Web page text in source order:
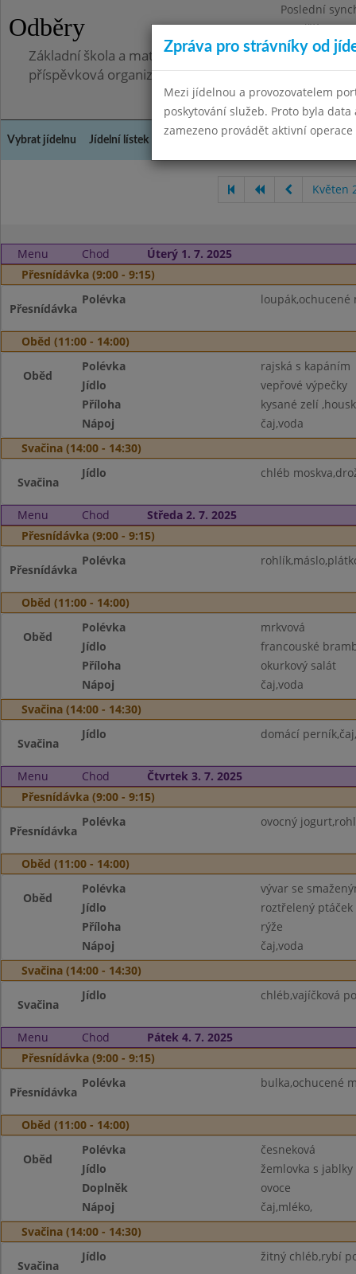
Odběry
Poslední
Pondělí
Základní škola a mateřská škola, Pavlovice u
příspěvková organizace
Vybrat jídelnu Jídelní lístek Kontakty a informace
Květen
Menu Chod
Úterý 1. 7. 2025
Přesnídávka (9:00 - 9:15)
Přesnídávka
Polévka loupák,ochucené
Oběd (11:00 - 14:00)
Oběd
Polévka
rajská s kapáním
Jídlo
vepřové výpečky
Příloha
kysané zelí
Nápoj
čaj,voda
Svačina (14:00 - 14:30)
Svačina
Jídlo chléb
Menu Chod
Středa 2. 7. 2025
Přesnídávka (9:00 - 9:15)
Přesnídávka
Polévka
Oběd (11:00 - 14:00)
Oběd
Polévka
mrkvová
Jídlo
francouské
Příloha
okurkový salát
Nápoj
čaj,voda
Svačina (14:00 - 14:30)
Svačina
Jídlo domácí
Menu Chod
Čtvrtek 3. 7. 2025
Přesnídávka (9:00 - 9:15)
Přesnídávka
Polévka ovocný
Oběd (11:00 - 14:00)
Oběd
Polévka
vývar se
Jídlo
roztřelený ptáček
Příloha
rýže
Nápoj
čaj,voda
Svačina (14:00 - 14:30)
Svačina
Jídlo chléb,vajíčková
Menu Chod
Pátek 4. 7. 2025
Přesnídávka (9:00 - 9:15)
Přesnídávka
Polévka bulka,ochucené
Oběd (11:00 - 14:00)
Oběd
Polévka
česneková
Jídlo
žemlovka s jablky
Doplněk
ovoce
Nápoj
čaj,mléko,
Svačina (14:00 - 14:30)
Svačina
Jídlo žitný chléb,rybí
Zpráva pro strávníky od
Mezi jídelnou a provozovatelem
poskytování služeb. Proto byla
zamezeno provádět aktivní